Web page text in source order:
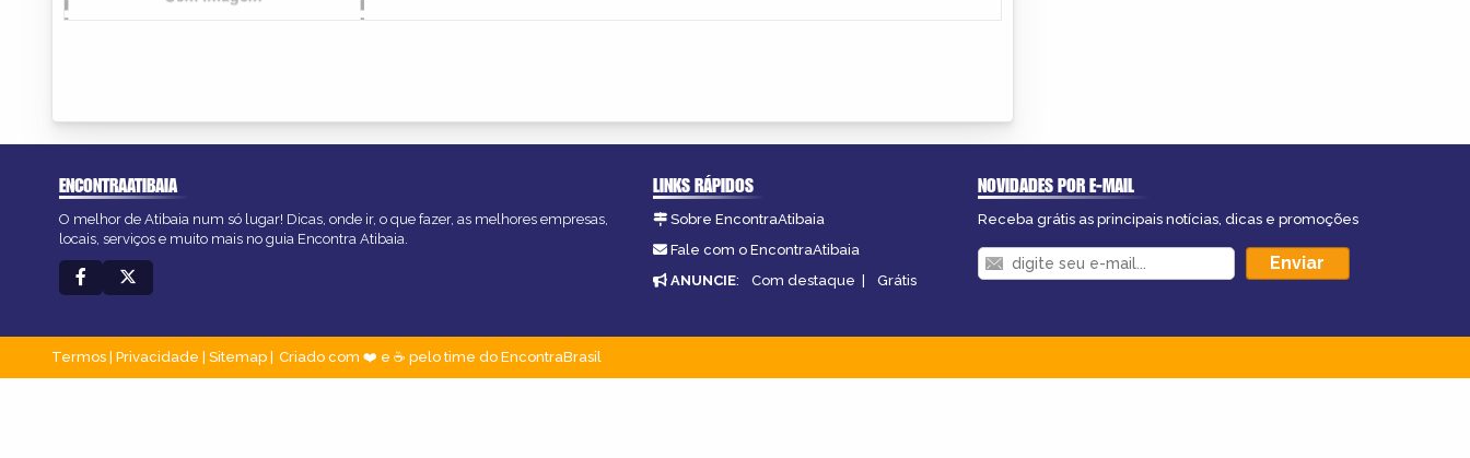
ENCONTRAATIBAIA
O melhor de Atibaia num só lugar! Dicas, onde ir, o que fazer, as melhores empresas,
locais, serviços e muito mais no guia Encontra Atibaia.
LINKS RÁPIDOS
Sobre EncontraAtibaia
Fale com o EncontraAtibaia
ANUNCIE: Com destaque | Grátis
NOVIDADES POR E-MAIL
Receba grátis as principais notícias, dicas e promoções
Termos Privacidade Sitemap Criado com ❤️ e ☕ pelo time do EncontraBrasil